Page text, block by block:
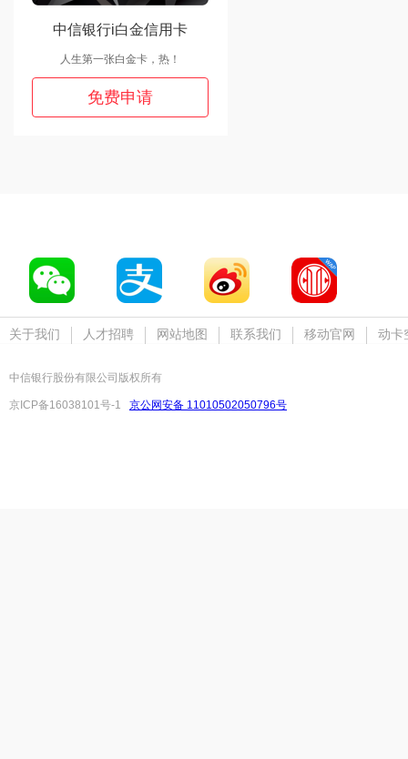
中信银行i白金信用卡
人生第一张白金卡，热！
免费申请
关于我们 人才招聘 网站地图 联系我们 移动官网 动卡
中信银行股份有限公司版权所有
京ICP备16038101号-1 京公网安备 11010502050796号